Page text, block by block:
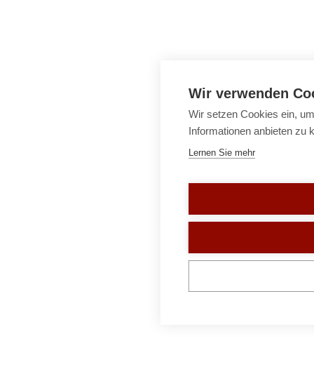
Wir verwenden
Wir setzen Cookies ein,
Informationen anbieten zu
Lernen Sie mehr